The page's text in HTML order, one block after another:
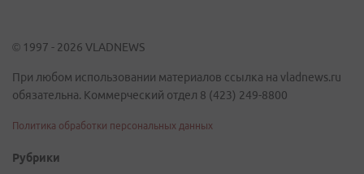
© 1997 - 2026 VLADNEWS
При любом использовании материалов ссылка на vladnews.ru
обязательна. Коммерческий отдел 8 (423) 249-8800
Политика обработки персональных данных
Рубрики